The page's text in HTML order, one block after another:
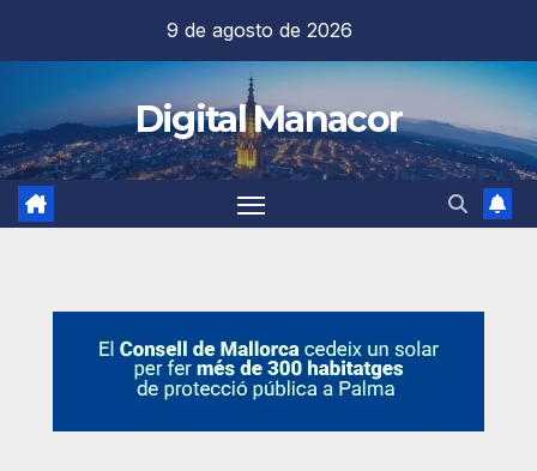
contenido
9 de agosto de 2026
Digital Manacor